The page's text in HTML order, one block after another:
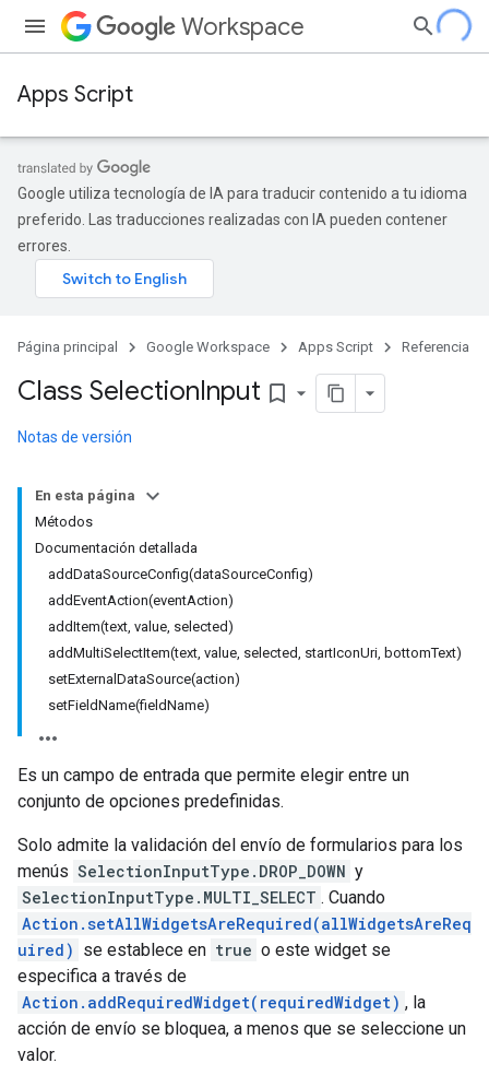
Workspace
Apps Script
Google utiliza tecnología de IA para traducir contenido a tu idioma
preferido. Las traducciones realizadas con IA pueden contener
errores.
Página principal Google Workspace Apps Script Referencia
Class SelectionInput bookmark_border
Notas de versión
En esta página
Métodos
Documentación detallada
addDataSourceConfig(dataSourceConfig)
addEventAction(eventAction)
addItem(text, value, selected)
addMultiSelectItem(text, value, selected, startIconUri, bottomText)
setExternalDataSource(action)
setFieldName(fieldName)
Es un campo de entrada que permite elegir entre un
conjunto de opciones predefinidas.
Solo admite la validación del envío de formularios para los
menús SelectionInputType.DROP_DOWN y
SelectionInputType.MULTI_SELECT . Cuando
Action.setAllWidgetsAreRequired(allWidgetsAreReq
uired) se establece en true o este widget se
especifica a través de
Action.addRequiredWidget(requiredWidget) , la
acción de envío se bloquea, a menos que se seleccione un
valor.